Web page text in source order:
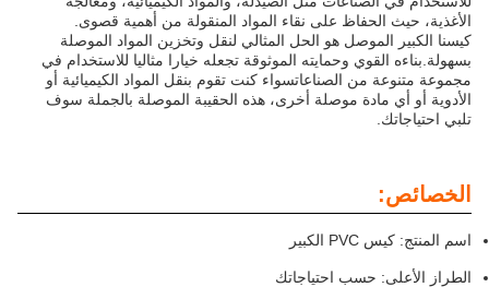
الأغذية، حيث الحفاظ على نقاء المواد المنقولة من أهمية قصوى.
كيسنا الكبير الموصل هو الحل المثالي لنقل وتخزين المواد الموصلة
بسهولة.بناءه القوي وحمايته الموثوقة تجعله خيارا مثاليا للاستخدام في
مجموعة متنوعة من الصناعاتسواء كنت تقوم بنقل المواد الكيميائية أو
الأدوية أو أي مادة موصلة أخرى، هذه الحقيبة الموصلة بالجملة سوف
تلبي احتياجاتك.
الخصائص:
اسم المنتج: كيس PVC الكبير
الطراز الأعلى: حسب احتياجاتك